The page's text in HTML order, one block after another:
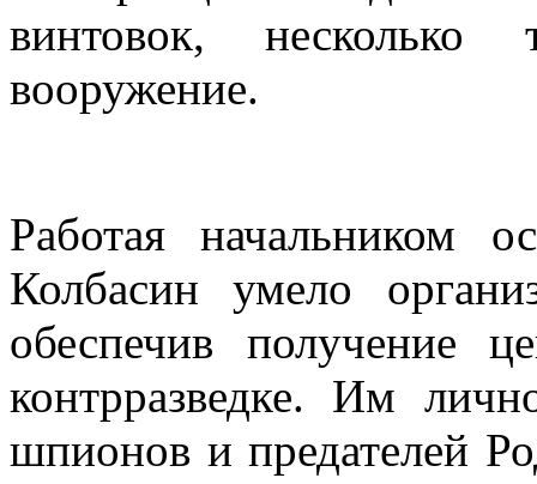
винтовок,
вооружение.
Работая начальником
Колбасин умело
обеспечив получение
контрразведке. Им
шпионов и предателей